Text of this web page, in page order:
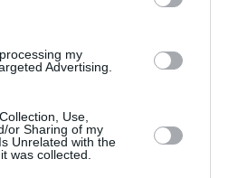
my
Advertising.
Use,
or Sharing of my
Unrelated with the
was collected.
DORI DE